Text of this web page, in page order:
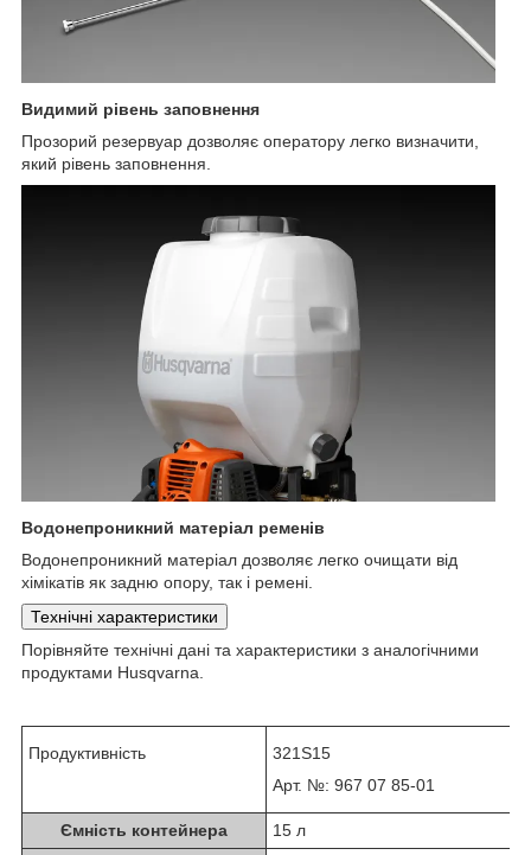
Видимий рівень заповнення
Прозорий резервуар дозволяє оператору легко визначити,
який рівень заповнення.
Водонепроникний матеріал ременів
Водонепроникний матеріал дозволяє легко очищати від
хімікатів як задню опору, так і ремені.
Технічні характеристики
Порівняйте технічні дані та характеристики з аналогічними
продуктами Husqvarna.
Продуктивність
321S15
Арт. №: 967 07 85‑01
Ємність контейнера
15 л